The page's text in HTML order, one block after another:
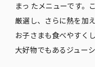
まっ たメニューです。
厳選し、さらに熱を加
お子さまも食べやすく
大好物でもあるジュー